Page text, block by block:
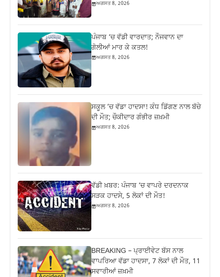
ਅਗਸਤ 8, 2026
ਪੰਜਾਬ ‘ਚ ਵੱਡੀ ਵਾਰਦਾਤ; ਨੌਜਵਾਨ ਦਾ
ਗੋਲੀਆਂ ਮਾਰ ਕੇ ਕਤਲ!
ਅਗਸਤ 8, 2026
ਸਕੂਲ ’ਚ ਵੱਡਾ ਹਾਦਸਾ! ਕੰਧ ਡਿੱਗਣ ਨਾਲ ਬੱਚੇ
ਦੀ ਮੌਤ; ਚੌਕੀਦਾਰ ਗੰਭੀਰ ਜ਼ਖ਼ਮੀ
ਅਗਸਤ 8, 2026
ਵੱਡੀ ਖ਼ਬਰ: ਪੰਜਾਬ ‘ਚ ਵਾਪਰੇ ਦਰਦਨਾਕ
ਸੜਕ ਹਾਦਸੇ, 5 ਲੋਕਾਂ ਦੀ ਮੌਤ!
ਅਗਸਤ 8, 2026
BREAKING – ਪ੍ਰਾਈਵੇਟ ਬੱਸ ਨਾਲ
ਵਾਪਰਿਆ ਵੱਡਾ ਹਾਦਸਾ, 7 ਲੋਕਾਂ ਦੀ ਮੌਤ, 11
ਸਵਾਰੀਆਂ ਜ਼ਖ਼ਮੀ